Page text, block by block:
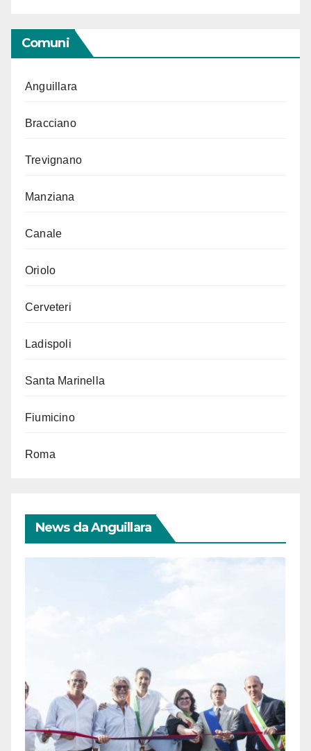
Comuni
Anguillara
Bracciano
Trevignano
Manziana
Canale
Oriolo
Cerveteri
Ladispoli
Santa Marinella
Fiumicino
Roma
News da Anguillara